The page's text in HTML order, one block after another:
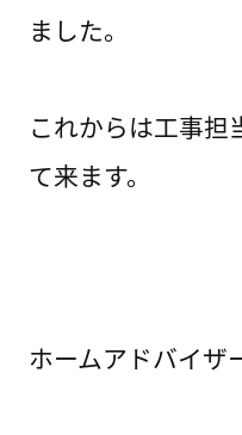
ました。
これからは工事担
て来ます。
ホームアドバイ